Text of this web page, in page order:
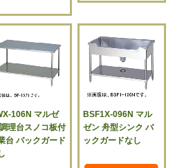
106N マルゼ
理台スノコ板付
台 バックガード
BSF1X-096N マル
ゼン 舟型シンク バ
ックガードなし